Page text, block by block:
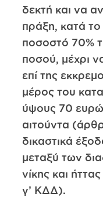
δεκτή και να
πράξη, κατά το
ποσοστό 70%
ποσού, μέχρι
επί της
μέρος του
ύψους 70
αιτούντα
δικαστικά
μεταξύ των
νίκης και
γ’ ΚΔΔ).